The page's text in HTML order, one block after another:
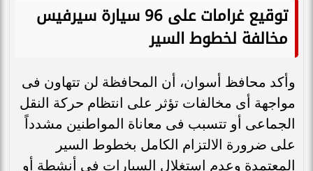
توقيع غرامات على 96 سيارة سيرفيس
مخالفة لخطوط السير
وأكد محافظ أسوان، أن المحافظة لن تتهاون فى
مواجهة أى مخالفات تؤثر على انتظام حركة النقل
الجماعى أو تتسبب فى معاناة المواطنين مشدداً
على ضرورة الالتزام الكامل بخطوط السير
المعتمدة وعدم استغلال السيارات فى أنشطة أو